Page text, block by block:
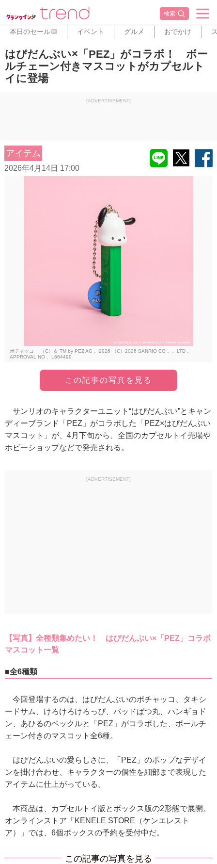
検索
本日のセール PR イベント グルメ おでかけ
はぴだんぶい×「PEZ」がコラボ！ ボー
ルチェーン付きマスコットがカプセルト
イに登場
[ADVERTISEMENT]
アイテム
2026年4月14日 17:00
ポチャッコ （C）＆ TM by PEZ AG， 2026 （C）2026 SANRIO CO．， LTD．
APPROVAL NO． L664499
この記事の写真を見る
サンリオのキャラクターユニット“はぴだんぶい”とキャン
ディーブランド「PEZ」がコラボした「PEZ×はぴだんぶい
マスコット」が、4月下旬から、全国のカプセルトイ売場や
ホビーショップなどで発売される。
[ADVERTISEMENT]
【写真】全種類集めたい！ はぴだんぶい×「PEZ」コラボ
マスコット一覧
■全6種類
今回登場するのは、はぴだんぶいのポチャッコ、タキシ
ードサム、けろけろけろっぴ、バッドばつ丸、ハンギョド
ン、あひるのペックルと「PEZ」がコラボした、ボールチ
ェーン付きのマスコット全6種。
はぴだんぶいの愛らしさに、「PEZ」のポップなデザイ
ンを掛け合わせ、キャラクターの個性を細部まで表現した
アイテムに仕上がっている。
本商品は、カプセルトイ版とボックス版の2形態で展開。
オンラインストア「KENELE STORE（ケンエレスト
ア）」では、6個ボックスの予約を受付中だ。
この記事の写真を見る